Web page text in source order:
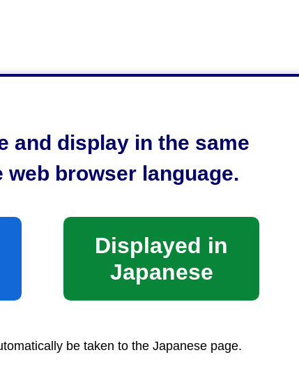
and display in the same
web browser language.
Displayed in
Japanese
be taken to the Japanese page.